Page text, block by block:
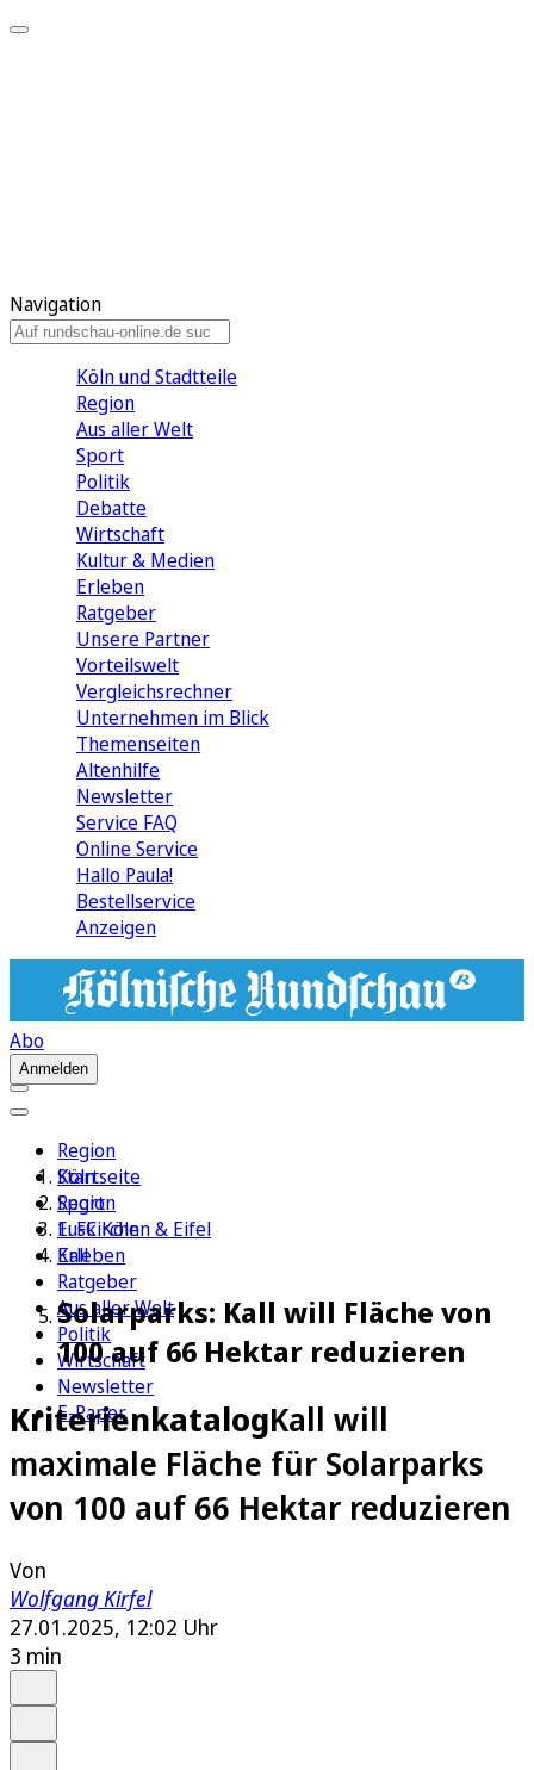
Navigation
Köln und Stadtteile
Region
Aus aller Welt
Sport
Politik
Debatte
Wirtschaft
Kultur & Medien
Erleben
Ratgeber
Unsere Partner
Vorteilswelt
Vergleichsrechner
Unternehmen im Blick
Themenseiten
Altenhilfe
Newsletter
Service FAQ
Online Service
Hallo Paula!
Bestellservice
Anzeigen
Abo
Anmelden
Region
Köln
Sport
1. FC Köln
Erleben
Ratgeber
Aus aller Welt
Politik
Wirtschaft
Newsletter
E-Paper
Startseite
Region
Euskirchen & Eifel
Kall
Solarparks: Kall will Fläche von
100 auf 66 Hektar reduzieren
KriterienkatalogKall will
maximale Fläche für Solarparks
von 100 auf 66 Hektar reduzieren
Von
Wolfgang Kirfel
27.01.2025, 12:02 Uhr
3 min